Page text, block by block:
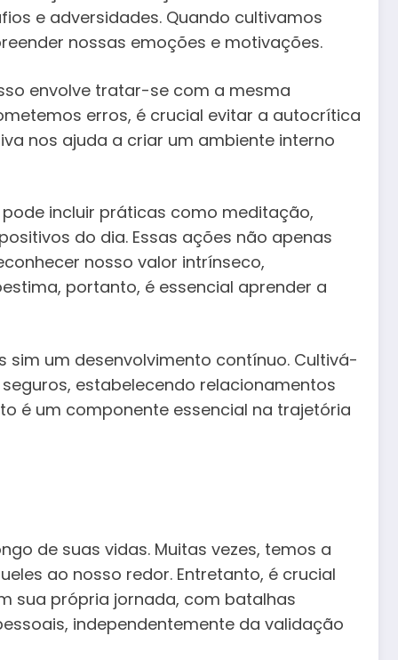
e adversidades. Quando cultivamos
nossas emoções e motivações.
envolve tratar-se com a mesma
erros, é crucial evitar a autocrítica
nos ajuda a criar um ambiente interno
incluir práticas como meditação,
do dia. Essas ações não apenas
nosso valor intrínseco,
portanto, é essencial aprender a
um desenvolvimento contínuo. Cultivá-
estabelecendo relacionamentos
é um componente essencial na trajetória
de suas vidas. Muitas vezes, temos a
ao nosso redor. Entretanto, é crucial
sua própria jornada, com batalhas
independentemente da validação